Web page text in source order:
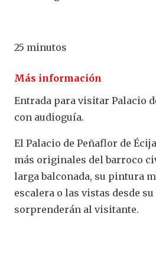
25 minutos
Más información
Entrada para visitar Palacio
con audioguía.
El Palacio de Peñaflor de
más originales del barroco
larga balconada, su pintura
escalera o las vistas desde
sorprenderán al visitante.